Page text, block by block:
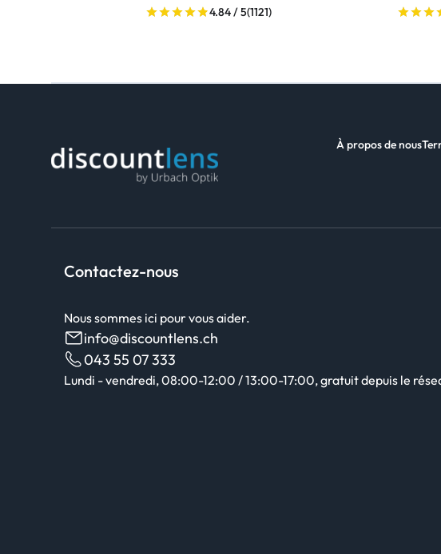
4.84 / 5(1121)
À propos de nous
Contactez-nous
Nous sommes ici pour vous aider.
info@discountlens.ch
043 55 07 333
Lundi - vendredi, 08:00-12:00 / 13:00-17:00, gratuit depuis le